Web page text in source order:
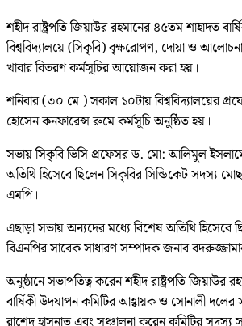
শহীদ রাষ্ট্রপতি জিয়াউর রহমানের ৪৫তম শাহাদত
বিশ্ববিদ্যালয়ে (সিকৃবি) বৃক্ষরোপণ, দোয়া ও
খাবার বিতরণ কর্মসূচির আয়োজন করা হয়।
শনিবার (৩০ মে ) সকাল ১০টায় বিশ্ববিদ্যালয়ের
হোসেন কনফারেন্স রুমে কর্মসূচি অনুষ্ঠিত হয়।
সভায় সিকৃবি ভিসি প্রফেসর ড. মো: আলিমুল
অতিথি হিসেবে ছিলেন সিকৃবির সিন্ডিকেট সদস্য
এমপি।
এছাড়া সভায় অন্যদের মধ্যে বিশেষ অতিথি হিসেবে
বিএনপির সাবেক সাধারণ সম্পাদক জনাব
অনুষ্ঠানে সভাপতিত্ব করেন শহীদ রাষ্ট্রপতি জিয়াউর
বার্ষিকী উদযাপন কমিটির আহ্বায়ক ও সোনালী